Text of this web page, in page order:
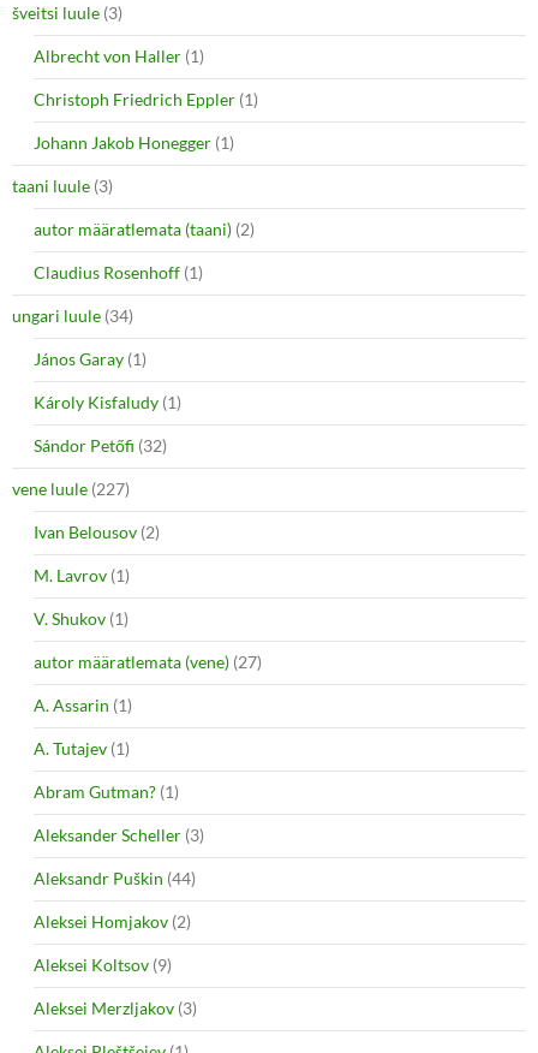
šveitsi luule (3)
Albrecht von Haller (1)
Christoph Friedrich Eppler (1)
Johann Jakob Honegger (1)
taani luule (3)
autor määratlemata (taani) (2)
Claudius Rosenhoff (1)
ungari luule (34)
János Garay (1)
Károly Kisfaludy (1)
Sándor Petőfi (32)
vene luule (227)
Ivan Belousov (2)
M. Lavrov (1)
V. Shukov (1)
autor määratlemata (vene) (27)
A. Assarin (1)
A. Tutajev (1)
Abram Gutman? (1)
Aleksander Scheller (3)
Aleksandr Puškin (44)
Aleksei Homjakov (2)
Aleksei Koltsov (9)
Aleksei Merzljakov (3)